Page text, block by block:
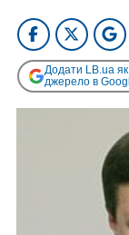
Додати LB.ua
джерело в